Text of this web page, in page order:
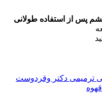
پس از استفاده طولانی
ترمیمی دکتر وقردوست